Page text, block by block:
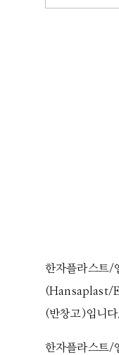
한자플라스트/
(Hansaplast/
(반창고)입니다.
한자플라스트/